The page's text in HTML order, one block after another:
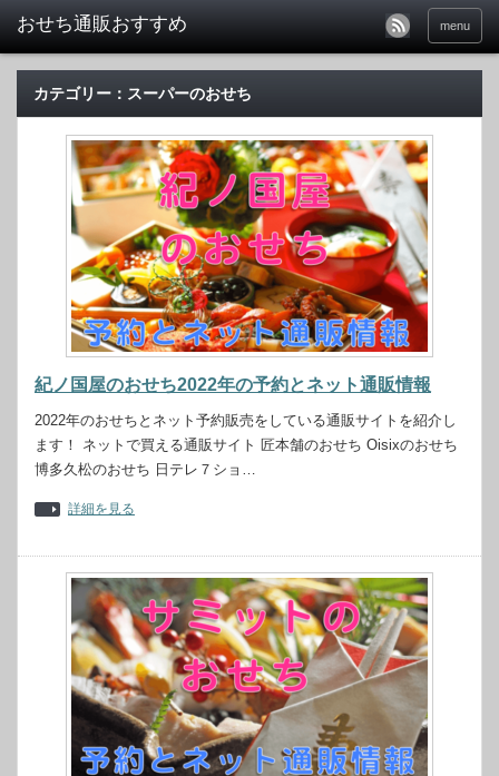
おせち通販おすすめ menu
カテゴリー：スーパーのおせち
紀ノ国屋のおせち2022年の予約とネット通販情報
2022年のおせちとネット予約販売をしている通販サイトを紹介し
ます！ ネットで買える通販サイト 匠本舗のおせち Oisixのおせち
博多久松のおせち 日テレ７ショ…
詳細を見る